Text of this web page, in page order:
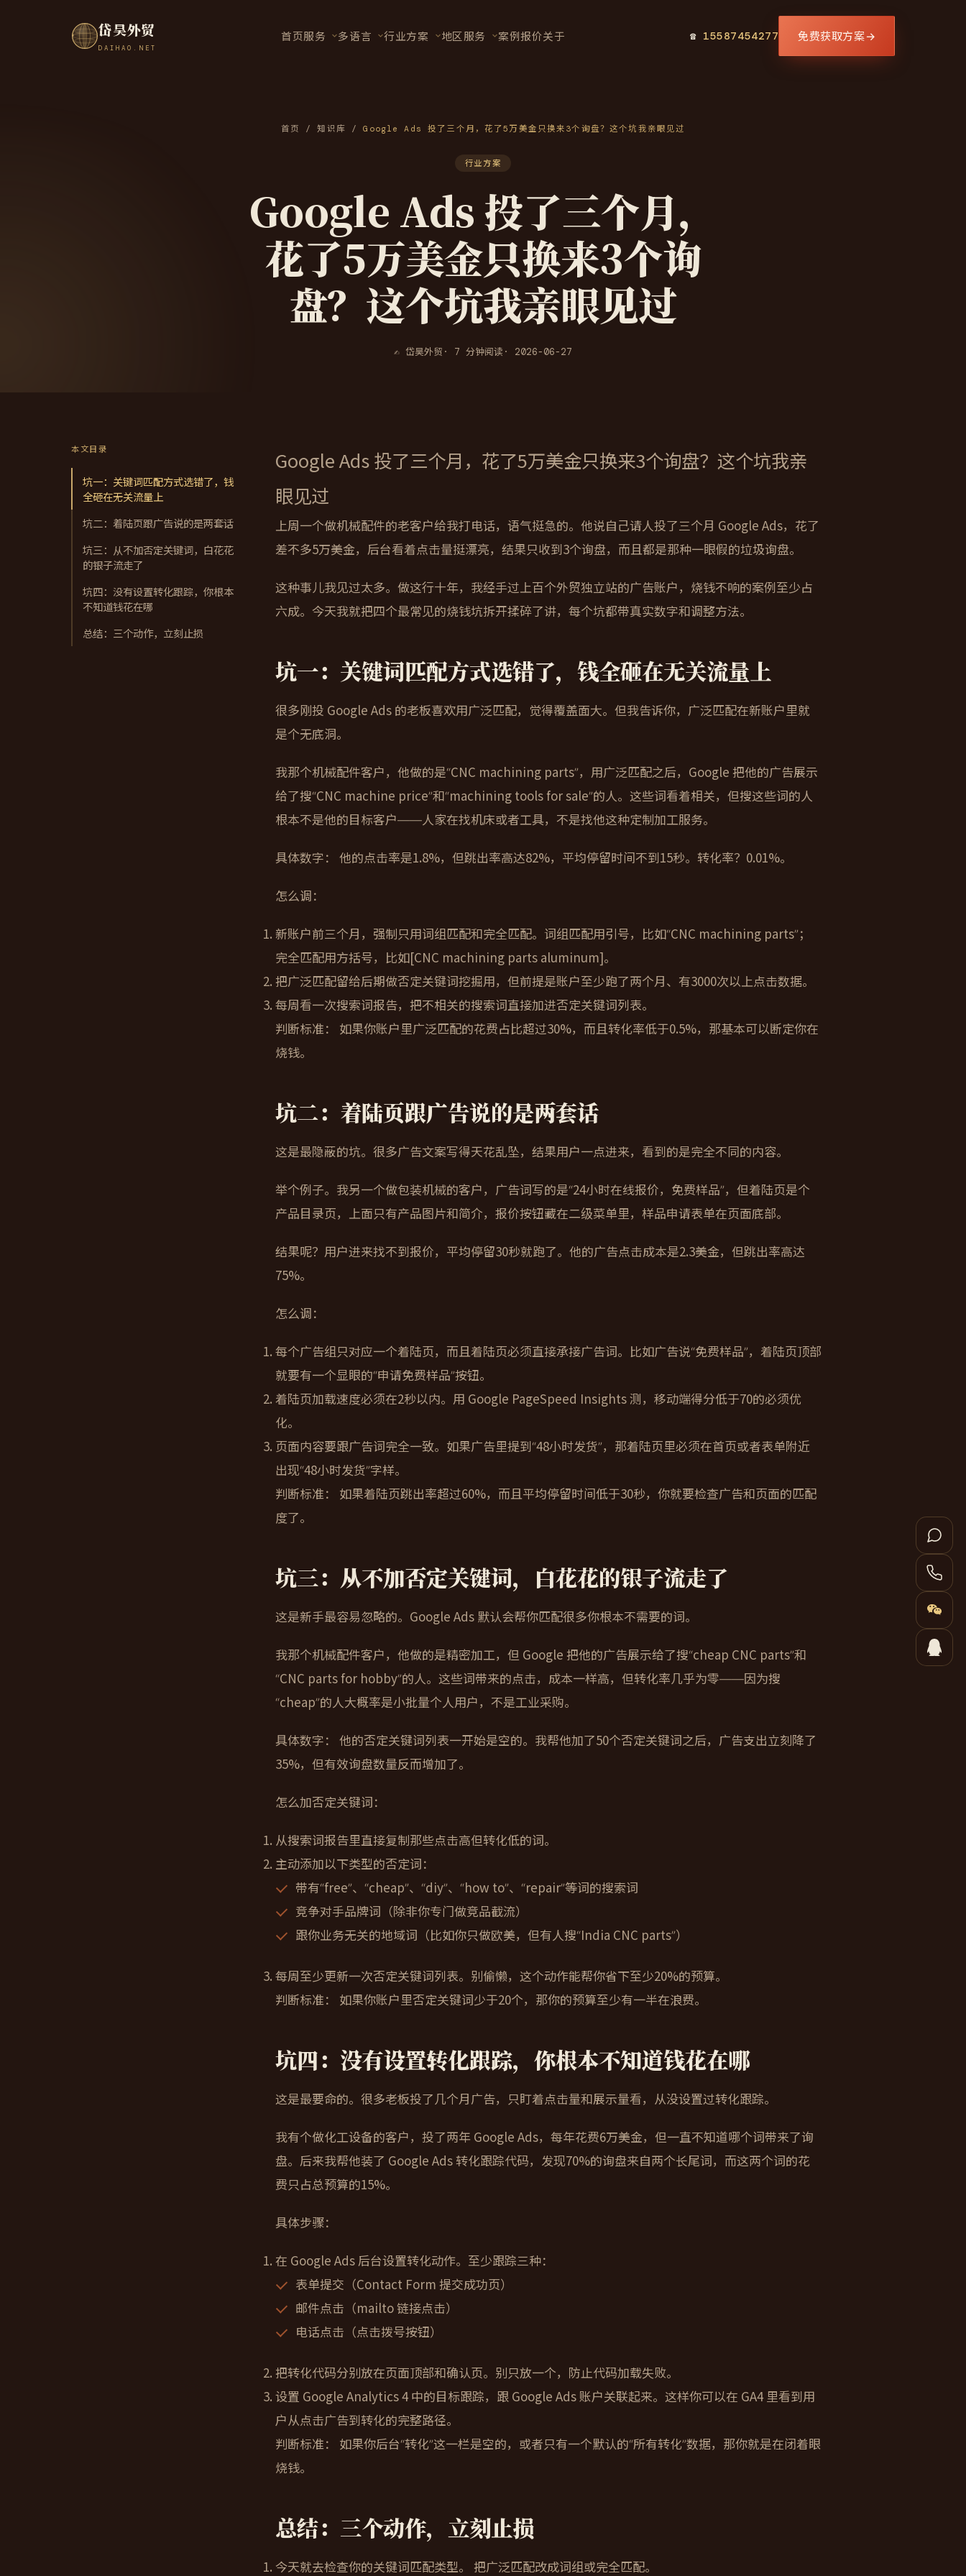
岱昊外贸
DAIHAO.NET
首页服务 多语言 行业方案 地区服务 案例报价关于 ☎ 15587454277 免费获取方案→
首页 /知识库 /Google Ads 投了三个月，花了5万美金只换来3个询盘？这个坑我亲眼见过
行业方案
Google Ads 投了三个月，
花了5万美金只换来3个询
盘？这个坑我亲眼见过
✍ 岱昊外贸 · 7 分钟阅读 · 2026-06-27
本文目录
坑一：关键词匹配方式选错了，钱
全砸在无关流量上
坑二：着陆页跟广告说的是两套话
坑三：从不加否定关键词，白花花
的银子流走了
坑四：没有设置转化跟踪，你根本
不知道钱花在哪
总结：三个动作，立刻止损
Google Ads 投了三个月，花了5万美金只换来3个询盘？这个坑我亲
眼见过
上周一个做机械配件的老客户给我打电话，语气挺急的。他说自己请人投了三个月 Google Ads，花了
差不多5万美金，后台看着点击量挺漂亮，结果只收到3个询盘，而且都是那种一眼假的垃圾询盘。
这种事儿我见过太多。做这行十年，我经手过上百个外贸独立站的广告账户，烧钱不响的案例至少占
六成。今天我就把四个最常见的烧钱坑拆开揉碎了讲，每个坑都带真实数字和调整方法。
坑一：关键词匹配方式选错了，钱全砸在无关流量上
很多刚投 Google Ads 的老板喜欢用广泛匹配，觉得覆盖面大。但我告诉你，广泛匹配在新账户里就
是个无底洞。
我那个机械配件客户，他做的是“CNC machining parts”，用广泛匹配之后，Google 把他的广告展示
给了搜“CNC machine price”和“machining tools for sale”的人。这些词看着相关，但搜这些词的人
根本不是他的目标客户——人家在找机床或者工具，不是找他这种定制加工服务。
具体数字： 他的点击率是1.8%，但跳出率高达82%，平均停留时间不到15秒。转化率？0.01%。
怎么调：
新账户前三个月，强制只用词组匹配和完全匹配。词组匹配用引号，比如“CNC machining parts”；
完全匹配用方括号，比如[CNC machining parts aluminum]。
把广泛匹配留给后期做否定关键词挖掘用，但前提是账户至少跑了两个月、有3000次以上点击数据。
每周看一次搜索词报告，把不相关的搜索词直接加进否定关键词列表。
判断标准：
如果你账户里广泛匹配的花费占比超过30%，而且转化率低于0.5%，那基本可以断定你在
烧钱。
坑二：着陆页跟广告说的是两套话
这是最隐蔽的坑。很多广告文案写得天花乱坠，结果用户一点进来，看到的是完全不同的内容。
举个例子。我另一个做包装机械的客户，广告词写的是“24小时在线报价，免费样品”，但着陆页是个
产品目录页，上面只有产品图片和简介，报价按钮藏在二级菜单里，样品申请表单在页面底部。
结果呢？用户进来找不到报价，平均停留30秒就跑了。他的广告点击成本是2.3美金，但跳出率高达
75%。
怎么调：
每个广告组只对应一个着陆页，而且着陆页必须直接承接广告词。比如广告说“免费样品”，着陆页顶部
就要有一个显眼的“申请免费样品”按钮。
着陆页加载速度必须在2秒以内。用 Google PageSpeed Insights 测，移动端得分低于70的必须优
化。
页面内容要跟广告词完全一致。如果广告里提到“48小时发货”，那着陆页里必须在首页或者表单附近
出现“48小时发货”字样。
判断标准：
如果着陆页跳出率超过60%，而且平均停留时间低于30秒，你就要检查广告和页面的匹配
度了。
坑三：从不加否定关键词，白花花的银子流走了
这是新手最容易忽略的。Google Ads 默认会帮你匹配很多你根本不需要的词。
我那个机械配件客户，他做的是精密加工，但 Google 把他的广告展示给了搜“cheap CNC parts”和
“CNC parts for hobby”的人。这些词带来的点击，成本一样高，但转化率几乎为零——因为搜
“cheap”的人大概率是小批量个人用户，不是工业采购。
具体数字： 他的否定关键词列表一开始是空的。我帮他加了50个否定关键词之后，广告支出立刻降了
35%，但有效询盘数量反而增加了。
怎么加否定关键词：
从搜索词报告里直接复制那些点击高但转化低的词。
主动添加以下类型的否定词：
带有“free”、“cheap”、“diy”、“how to”、“repair”等词的搜索词
竞争对手品牌词（除非你专门做竞品截流）
跟你业务无关的地域词（比如你只做欧美，但有人搜“India CNC parts”）
每周至少更新一次否定关键词列表。别偷懒，这个动作能帮你省下至少20%的预算。
判断标准：
如果你账户里否定关键词少于20个，那你的预算至少有一半在浪费。
坑四：没有设置转化跟踪，你根本不知道钱花在哪
这是最要命的。很多老板投了几个月广告，只盯着点击量和展示量看，从没设置过转化跟踪。
我有个做化工设备的客户，投了两年 Google Ads，每年花费6万美金，但一直不知道哪个词带来了询
盘。后来我帮他装了 Google Ads 转化跟踪代码，发现70%的询盘来自两个长尾词，而这两个词的花
费只占总预算的15%。
具体步骤：
在 Google Ads 后台设置转化动作。至少跟踪三种：
表单提交（Contact Form 提交成功页）
邮件点击（mailto 链接点击）
电话点击（点击拨号按钮）
把转化代码分别放在页面顶部和确认页。别只放一个，防止代码加载失败。
设置 Google Analytics 4 中的目标跟踪，跟 Google Ads 账户关联起来。这样你可以在 GA4 里看到用
户从点击广告到转化的完整路径。
判断标准：
如果你后台“转化”这一栏是空的，或者只有一个默认的“所有转化”数据，那你就是在闭着眼
烧钱。
总结：三个动作，立刻止损
今天就去检查你的关键词匹配类型。 把广泛匹配改成词组或完全匹配。